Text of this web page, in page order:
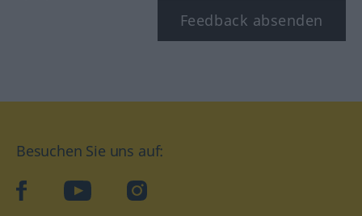
Feedback absenden
Besuchen Sie uns auf:
facebookYouTube Instagram